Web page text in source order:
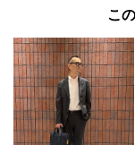
こ